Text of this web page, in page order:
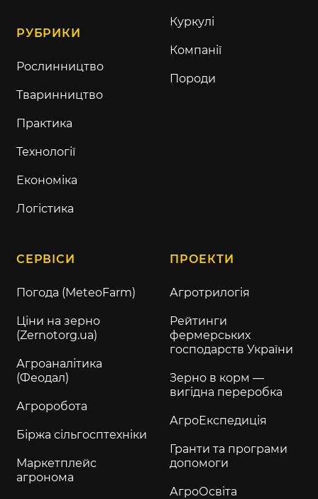
РУБРИКИ
Рослинництво
Тваринництво
Практика
Технології
Економіка
Логістика
Куркулі
Компанії
Породи
СЕРВІСИ
Погода (MeteoFarm)
Ціни на зерно
(Zernotorg.ua)
Агроаналітика
(Феодал)
Агроробота
Біржа сільгосптехніки
Маркетплейс
агронома
ПРОЕКТИ
Агротрилогія
Рейтинги
фермерських
господарств України
Зерно в корм —
вигідна переробка
АгроЕкспедиція
Гранти та програми
допомоги
АгроОсвіта